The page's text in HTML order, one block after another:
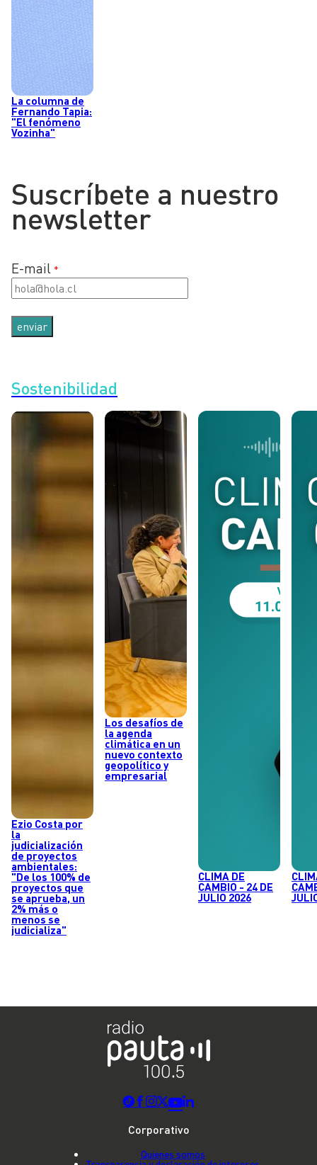
La columna de
Fernando Tapia:
"El fenómeno
Vozinha"
Suscríbete a nuestro
newsletter
E-mail *
Sostenibilidad
Ezio Costa por
la
judicialización
de proyectos
ambientales:
"De los 100% de
proyectos que
se aprueba, un
2% más o
menos se
judicializa"
Los desafíos de
la agenda
climática en un
nuevo contexto
geopolítico y
empresarial
CLIMA DE
CAMBIO - 24 DE
JULIO 2026
Corporativo
Quienes somos